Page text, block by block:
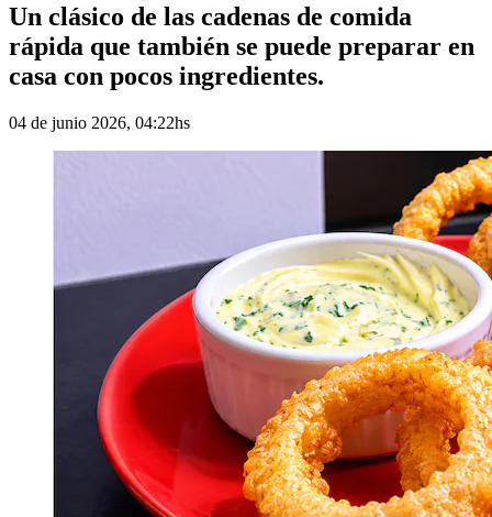
Un clásico de las cadenas de comida
rápida que también se puede preparar en
casa con pocos ingredientes.
04 de junio 2026, 04:22hs